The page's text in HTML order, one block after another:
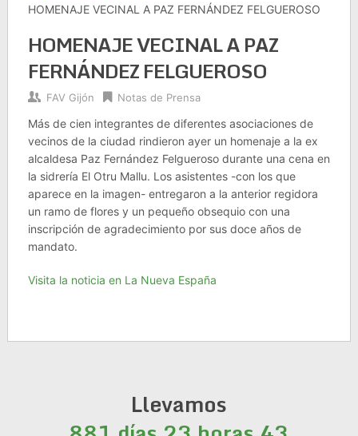
HOMENAJE VECINAL A PAZ FERNÁNDEZ FELGUEROSO
HOMENAJE VECINAL A PAZ
FERNÁNDEZ FELGUEROSO
FAV Gijón Notas de Prensa
Más de cien integrantes de diferentes asociaciones de
vecinos de la ciudad rindieron ayer un homenaje a la ex
alcaldesa Paz Fernández Felgueroso durante una cena en
la sidrería El Otru Mallu. Los asistentes -con los que
aparece en la imagen- entregaron a la anterior regidora
un ramo de flores y un pequeño obsequio con una
inscripción de agradecimiento por sus doce años de
mandato.
Visita la noticia en La Nueva España
Llevamos